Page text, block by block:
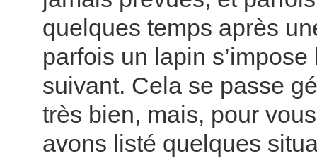
quelques temps après
parfois un lapin s’impose
suivant. Cela se passe
très bien, mais, pour
avons listé quelques